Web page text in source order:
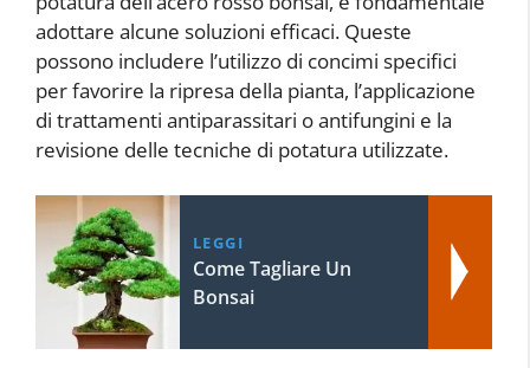
adottare alcune soluzioni efficaci. Queste
possono includere l’utilizzo di concimi specifici
per favorire la ripresa della pianta, l’applicazione
di trattamenti antiparassitari o antifungini e la
revisione delle tecniche di potatura utilizzate.
LEGGI
Come Tagliare Un
Bonsai